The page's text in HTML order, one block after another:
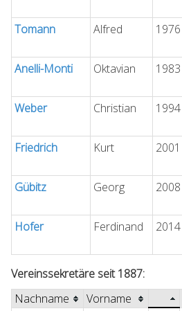
Tomann
Alfred 1976
Anelli-Monti
Oktavian 1983
Weber
Christian 1994
Friedrich
Kurt 2001
Gübitz
Georg 2008
Hofer
Ferdinand 2014
Vereinssekretäre seit 1887:
Nachname
Vorname